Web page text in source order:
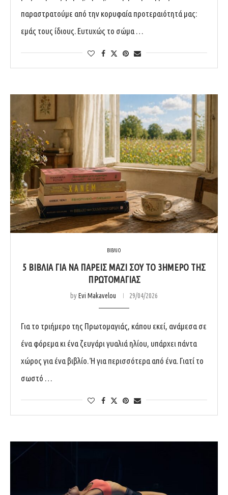
παραστρατούμε από την κορυφαία προτεραιότητά μας:
εμάς τους ίδιους. Ευτυχώς το σώμα …
ΒΙΒΛΙΟ
5 ΒΙΒΛΊΑ ΓΙΑ ΝΑ ΠΆΡΕΙΣ ΜΑΖΊ ΣΟΥ ΤΟ 3ΉΜΕΡΟ ΤΗΣ
ΠΡΩΤΟΜΑΓΙΆΣ
byEvi Makavelou 29/04/2026
Για το τριήμερο της Πρωτομαγιάς, κάπου εκεί, ανάμεσα σε
ένα φόρεμα κι ένα ζευγάρι γυαλιά ηλίου, υπάρχει πάντα
χώρος για ένα βιβλίο. Ή για περισσότερα από ένα. Γιατί το
σωστό …